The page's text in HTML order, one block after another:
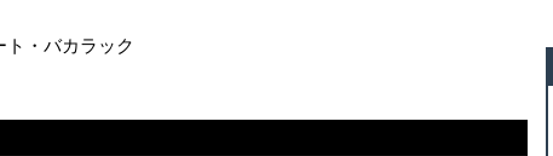
ト・バカラック